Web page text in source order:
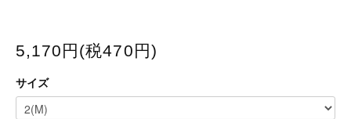
5,170円(税470円)
サイズ